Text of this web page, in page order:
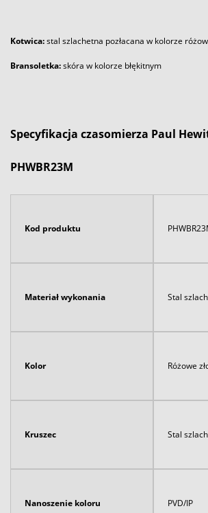
Kotwica:stal szlachetna pozłacana w kolorze
Bransoletka:skóra w kolorze błękitnym
Specyfikacja czasomierza Paul
PHWBR23M
Kod produktu
Materiał wykonania Stal
Kolor Różowe
Kruszec Stal
Nanoszenie koloru PVD/IP